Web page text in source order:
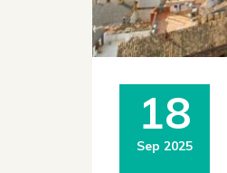
18
Sep 2025